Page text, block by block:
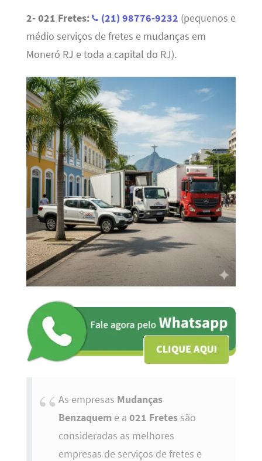
2- 021 Fretes: (21) 98776-9232 (pequenos e
médio serviços de fretes e mudanças em
Moneró RJ e toda a capital do RJ).
As empresas Mudanças
Benzaqueme a 021 Fretessão
consideradas as melhores
empresas de serviços de fretes e